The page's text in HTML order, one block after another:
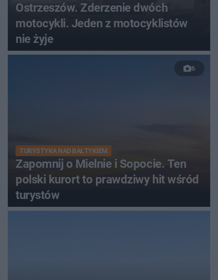
Ostrzeszów. Zderzenie dwóch
motocykli. Jeden z motocyklistów
nie żyje
6
TURYSTYKA NAD BAŁTYKIEM
Zapomnij o Mielnie i Sopocie. Ten
polski kurort to prawdziwy hit wśród
turystów